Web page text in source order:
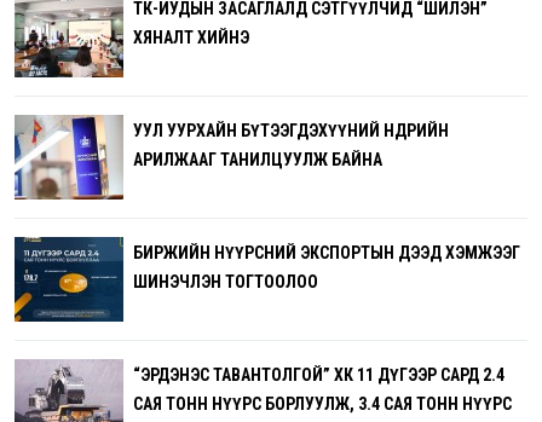
ТӨК-ИУДЫН ЗАСАГЛАЛД СЭТГҮҮЛЧИД “ШИЛЭН”
ХЯНАЛТ ХИЙНЭ
УУЛ УУРХАЙН БҮТЭЭГДЭХҮҮНИЙ ӨНӨӨДРИЙН
АРИЛЖААГ ТАНИЛЦУУЛЖ БАЙНА
БИРЖИЙН НҮҮРСНИЙ ЭКСПОРТЫН ДЭЭД ХЭМЖЭЭГ
ШИНЭЧЛЭН ТОГТООЛОО
“ЭРДЭНЭС ТАВАНТОЛГОЙ” ХК 11 ДҮГЭЭР САРД 2.4
САЯ ТОНН НҮҮРС БОРЛУУЛЖ, 3.4 САЯ ТОНН НҮҮРС